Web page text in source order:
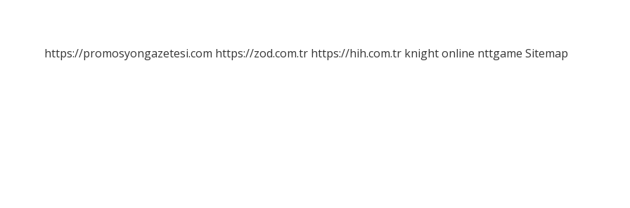
https://promosyongazetesi.com https://zod.com.tr https://hih.com.tr knight online nttgame Sitemap